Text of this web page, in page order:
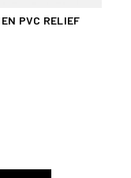
PVC RELIEF